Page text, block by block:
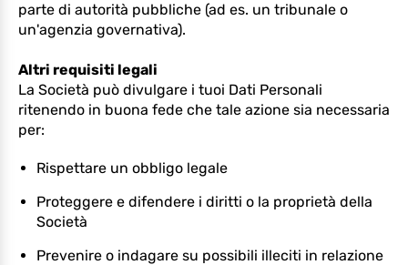
parte di autorità pubbliche (ad es. un tribunale o
un'agenzia governativa).
Altri requisiti legali
La Società può divulgare i tuoi Dati Personali
ritenendo in buona fede che tale azione sia necessaria
per:
Rispettare un obbligo legale
Proteggere e difendere i diritti o la proprietà della
Società
Prevenire o indagare su possibili illeciti in relazione